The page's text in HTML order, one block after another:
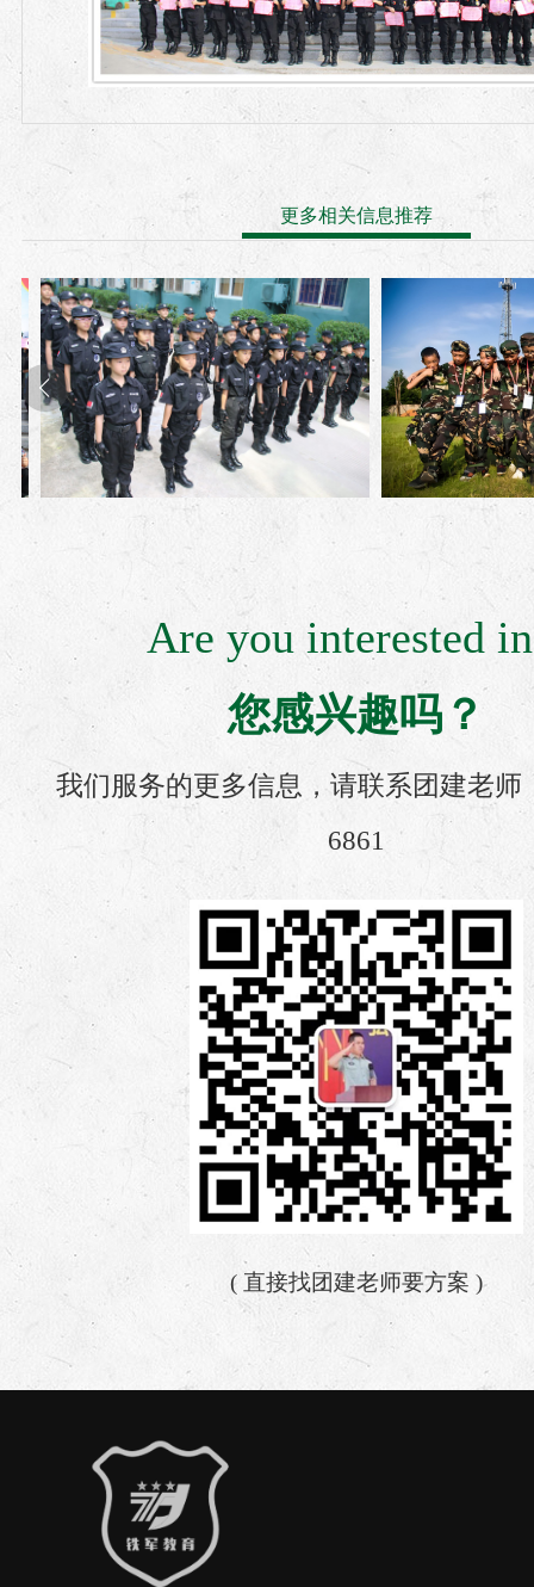
更多相关信息推荐
Are you interested
您感兴趣吗？
我们服务的更多信息，请联系团建老师
6861
( 直接找团建老师要方案 )